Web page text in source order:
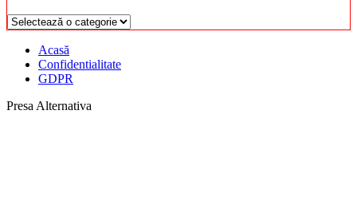
Categorii
Acasă
Confidentialitate
GDPR
Presa Alternativa